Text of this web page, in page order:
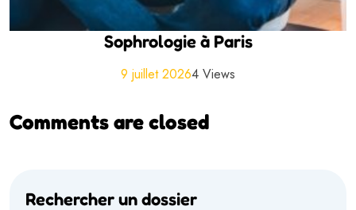
Sophrologie à Paris
9 juillet 20264 Views
Comments are closed
Rechercher un dossier